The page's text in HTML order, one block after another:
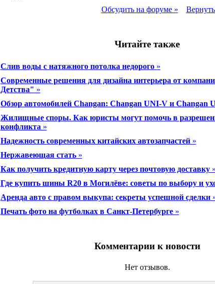
Обсудить на форуме »
Читайте также
Слив воды с натяжного потолка недорого»
Современные решения для дизайна интерьера от
Детства" »
Обзор автомобилей Changan: Changan UNI-V и Changan
Жилищные споры. Как юристы могут помочь в
конфликта »
Надежность современных китайских автозапчастей»
Нержавеющая стать»
Как получить кредитную карту через почтовую доставку»
Где купить шины R20 в Могилёве: советы по выбору и
Аренда авто с правом выкупа: секреты успешной сделки
Печать фото на футболках в Санкт-Петербурге»
Комментарии к новости
Нет отзывов.